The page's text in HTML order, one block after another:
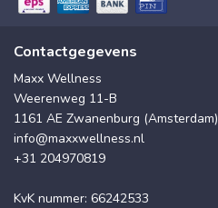
Contactgegevens
Maxx Wellness
Weerenweg 11-B
1161 AE Zwanenburg (Amsterdam)
info@maxxwellness.nl
+31 204970819
KvK nummer: 66242533